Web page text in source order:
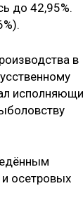
до 42,95%.
в
осетровых